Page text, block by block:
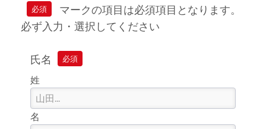
必須
マークの項目は必須項目となります。
必ず入力・選択してください
氏名 必須
姓
名